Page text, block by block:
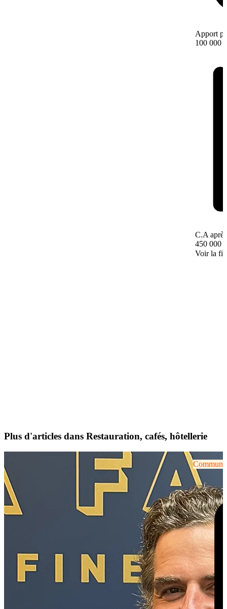
Apport
100 000 €
C.A
450 000 €
Voir la
Plus d'articles dans Restauration, cafés, hôtellerie